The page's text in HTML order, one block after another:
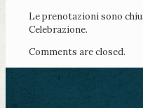
Le prenotazioni sono
Celebrazione.
Comments are closed.